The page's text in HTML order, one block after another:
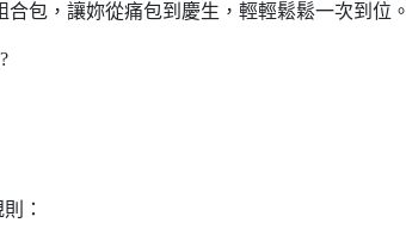
合包，讓妳從痛包到慶生，輕輕鬆鬆一次到位。
：